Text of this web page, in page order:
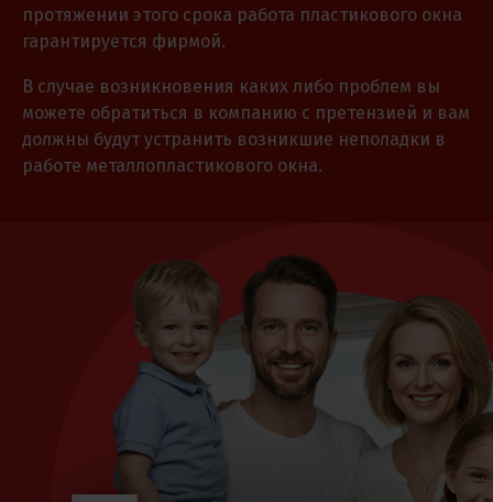
протяжении этого срока работа пластикового окна
гарантируется фирмой.
В случае возникновения каких либо проблем вы
можете обратиться в компанию с претензией и вам
должны будут устранить возникшие неполадки в
работе металлопластикового окна.